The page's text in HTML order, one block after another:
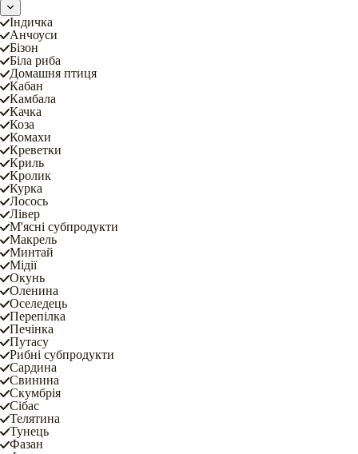
Індичка
Анчоуси
Бізон
Біла риба
Домашня птиця
Кабан
Камбала
Качка
Коза
Комахи
Креветки
Криль
Кролик
Курка
Лосось
Лівер
М'ясні субпродукти
Макрель
Минтай
Мідії
Окунь
Оленина
Оселедець
Перепілка
Печінка
Путасу
Рибні субпродукти
Сардина
Свинина
Скумбрія
Сібас
Телятина
Тунець
Фазан